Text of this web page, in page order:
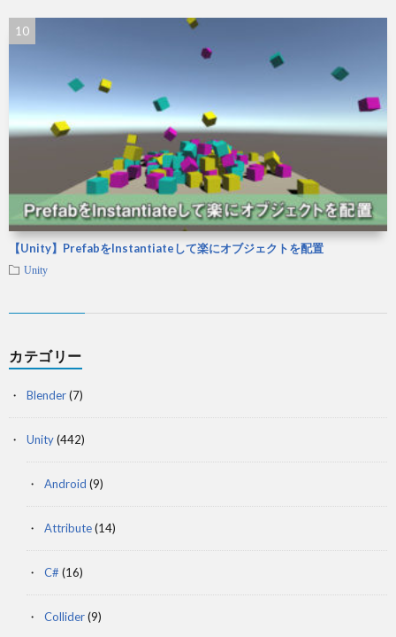
【Unity】PrefabをInstantiateして楽にオブジェクトを配置
Unity
カテゴリー
Blender(7)
Unity(442)
Android (9)
Attribute(14)
C# (16)
Collider(9)